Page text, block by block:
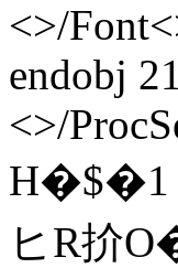
<>/
endobj
<>/
H�$�1
ヒR扴